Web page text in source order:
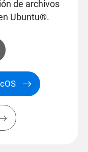
de archivos
Ubuntu®.